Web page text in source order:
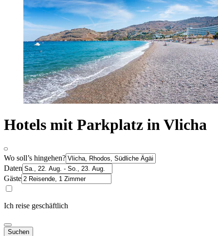
Hotels mit Parkplatz in Vlicha
Wo soll’s hingehen?
Daten
Gäste
Ich reise geschäftlich
Suchen